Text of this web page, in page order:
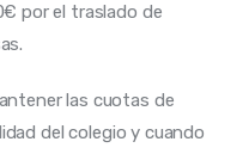
por el traslado de
las cuotas de
del colegio y cuando